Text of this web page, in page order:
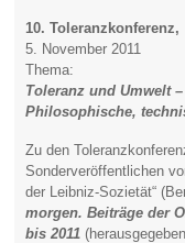
10. Toleranzkonferenz,
5. November 2011
Thema:
Toleranz und Umwelt
Philosophische,
Zu den
Sonderveröffentlichen
der Leibniz-Sozietät“
morgen. Beiträge der
bis 2011